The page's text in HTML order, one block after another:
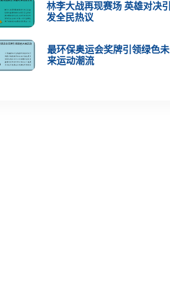
林李大战再现赛场 英雄对决引
发全民热议
最环保奥运会奖牌引领绿色未
来运动潮流